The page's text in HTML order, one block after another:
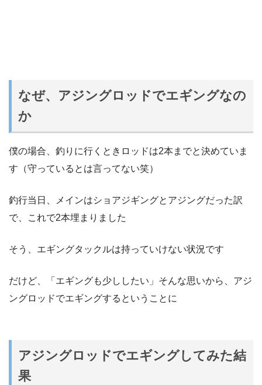
なぜ、アジングロッドでエギングなの
か
僕の場合、釣りに行くときロッドは2本までと決めていま
す（守っているとは言ってない笑）
釣行当日、メインはショアジギングとアジングだった訳
で、これで2本埋まりました
そう、エギングタックルは持っていけない状況です
だけど、「エギングも少ししたい」そんな思いから、アジ
ングロッドでエギングするということに
アジングロッドでエギングしてみた結
果